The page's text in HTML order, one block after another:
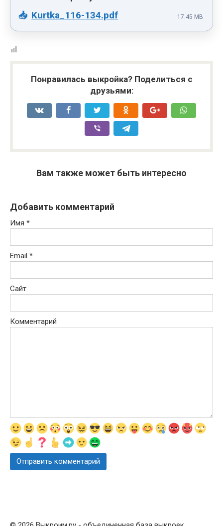
Kurtka_116-134.pdf 17.45 MB
Понравилась выкройка? Поделиться с
друзьями:
Вам также может быть интересно
Добавить комментарий
Имя *
Email *
Сайт
Комментарий